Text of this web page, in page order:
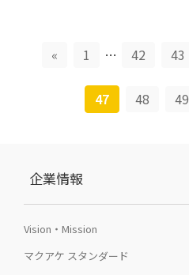
« 1 … 42 43
47 48 49
企業情報
Vision・Mission
マクアケ スタンダード